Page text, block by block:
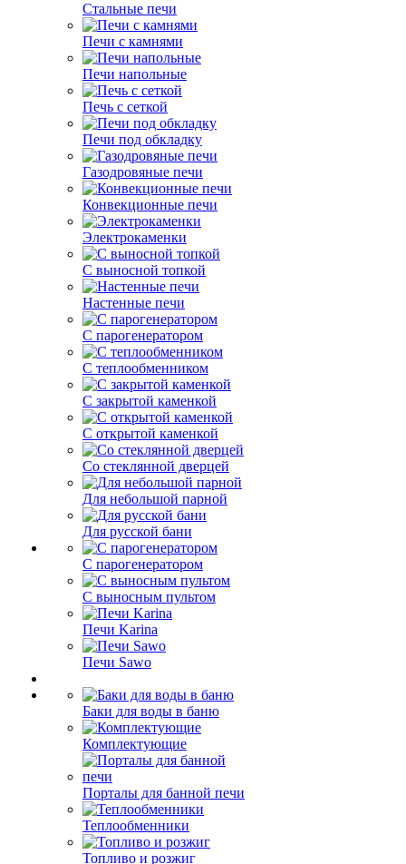
Стальные печи
Печи с камнями
Печи напольные
Печь с сеткой
Печи под обкладку
Газодровяные печи
Конвекционные печи
Электрокаменки
С выносной топкой
Настенные печи
С парогенератором
С теплообменником
С закрытой каменкой
С открытой каменкой
Со стеклянной дверцей
Для небольшой парной
Для русской бани
С парогенератором
С выносным пультом
Печи Karina
Печи Sawo
Баки для воды в баню
Комплектующие
Порталы для банной печи
Теплообменники
Топливо и розжиг